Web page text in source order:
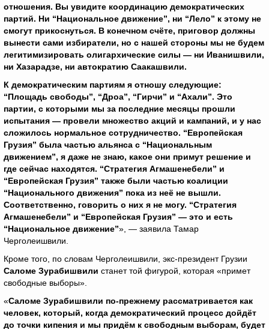
отношения. Вы увидите координацию демократических
партий. Ни “Национальное движение”, ни “Лело” к этому не
смогут прикоснуться. В конечном счёте, приговор должны
вынести сами избиратели, но с нашей стороны мы не будем
легитимизировать олигархические силы — ни Иванишвили,
ни Хазарадзе, ни автократию Саакашвили.
К демократическим партиям я отношу следующие:
“Площадь свободы”, “Дроа”, “Гирчи” и “Ахали”. Это
партии, с которыми мы за последние месяцы прошли
испытания — провели множество акций и кампаний, и у нас
сложилось нормальное сотрудничество. “Европейская
Грузия” была частью альянса с “Национальным
движением”, я даже не знаю, какое они примут решение и
где сейчас находятся. “Стратегия Агмашенебели” и
“Европейская Грузия” также были частью коалиции
“Национального движения” пока из неё не вышли.
Соответственно, говорить о них я не могу. “Стратегия
Агмашенебели” и “Европейская Грузия” — это и есть
“Национальное движение”», — заявила Тамар
Черголеишвили.
Кроме того, по словам Черголеишвили, экс-президент Грузии
Саломе Зурабишвили станет той фигурой, которая «примет
свободные выборы».
«Саломе Зурабишвили по-прежнему рассматривается как
человек, который, когда демократический процесс дойдёт
до точки кипения и мы придём к свободным выборам, будет